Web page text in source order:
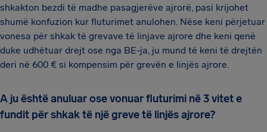
shkakton bezdi të madhe pasagjerëve ajrorë, pasi krijohet
shumë konfuzion kur fluturimet anulohen. Nëse keni përjetuar
vonesa për shkak të grevave të linjave ajrore dhe keni qenë
duke udhëtuar drejt ose nga BE-ja, ju mund të keni të drejtën
deri në 600 € si kompensim për grevën e linjës ajrore.
A ju është anuluar ose vonuar fluturimi në 3 vitet e
fundit për shkak të një greve të linjës ajrore?